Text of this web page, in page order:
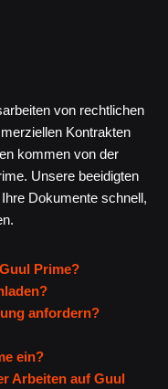
von rechtlichen
Kontrakten
kommen von der
Unsere beeidigten
Dokumente schnell,
Prime?
anfordern?
ein?
Arbeiten auf Guul